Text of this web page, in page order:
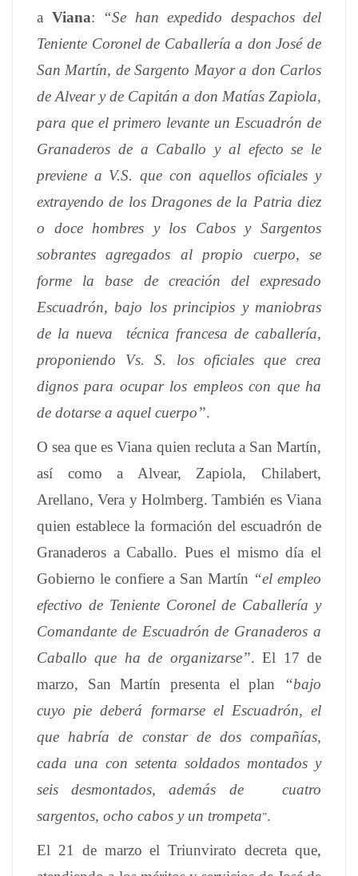
a Viana: “Se han expedido despachos del
Teniente Coronel de Caballería a don José de
San Martín, de Sargento Mayor a don Carlos
de Alvear y de Capitán a don Matías Zapiola,
para que el primero levante un Escuadrón de
Granaderos de a Caballo y al efecto se le
previene a V.S. que con aquellos oficiales y
extrayendo de los Dragones de la Patria diez
o doce hombres y los Cabos y Sargentos
sobrantes agregados al propio cuerpo, se
forme la base de creación del expresado
Escuadrón, bajo los principios y maniobras
de la nueva técnica francesa de caballería,
proponiendo Vs. S. los oficiales que crea
dignos para ocupar los empleos con que ha
de dotarse a aquel cuerpo”.
O sea que es Viana quien recluta a San Martín,
así como a Alvear, Zapiola, Chilabert,
Arellano, Vera y Holmberg. También es Viana
quien establece la formación del escuadrón de
Granaderos a Caballo. Pues el mismo día el
Gobierno le confiere a San Martín “el empleo
efectivo de Teniente Coronel de Caballería y
Comandante de Escuadrón de Granaderos a
Caballo que ha de organizarse”. El 17 de
marzo, San Martín presenta el plan “bajo
cuyo pie deberá formarse el Escuadrón, el
que habría de constar de dos compañías,
cada una con setenta soldados montados y
seis desmontados, además de cuatro
sargentos, ocho cabos y un trompeta”.
El 21 de marzo el Triunvirato decreta que,